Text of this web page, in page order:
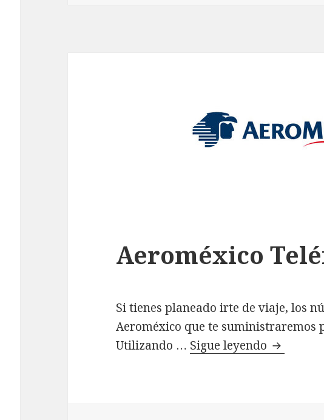
Aeroméxico
Si tienes planeado irte de viaje, los
Aeroméxico que te
Utilizando … Sigue leyendo